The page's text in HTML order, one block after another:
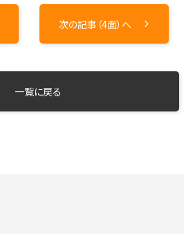
次の記事（4面）へ
一覧に戻る